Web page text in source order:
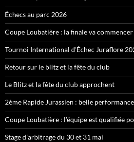
Échecs au parc 2026
Coupe Loubatière : la finale va commencer
Tournoi International d’Échec Juraflore
Retour sur le blitz et la fête du club
Le Blitz et la fête du club approchent
2ème Rapide Jurassien : belle
Coupe Loubatière : l’équipe est qualifiée
Stage d’arbitrage du 30 et 31 mai